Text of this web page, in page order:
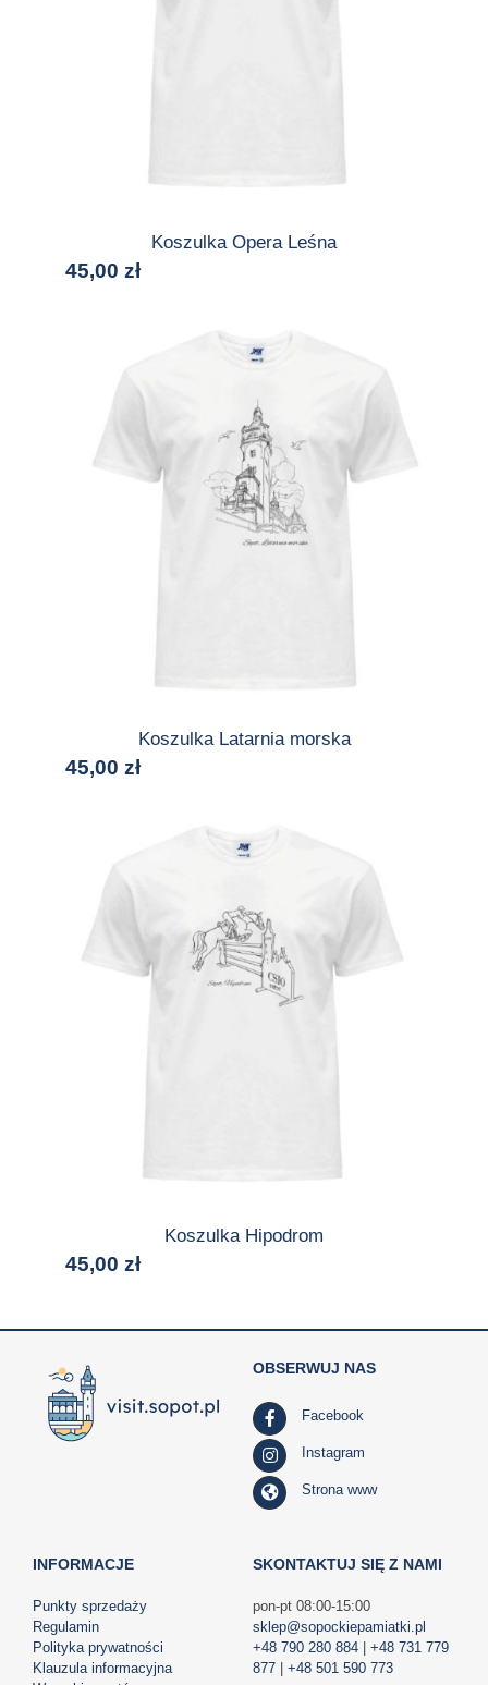
Koszulka Opera Leśna
45,00 zł
Koszulka Latarnia morska
45,00 zł
Koszulka Hipodrom
45,00 zł
INFORMACJE
Punkty sprzedaży
Regulamin
Polityka prywatności
Klauzula informacyjna
OBSERWUJ NAS
Facebook
Instagram
Strona www
SKONTAKTUJ SIĘ Z NAMI
pon-pt 08:00-15:00
sklep@sopockiepamiatki.pl
+48 790 280 884| +48 731 779
877| +48 501 590 773